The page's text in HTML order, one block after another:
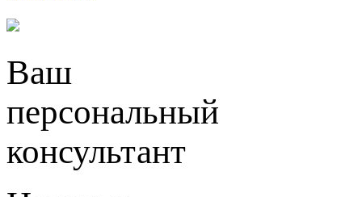
Ваш
персональный
консультант